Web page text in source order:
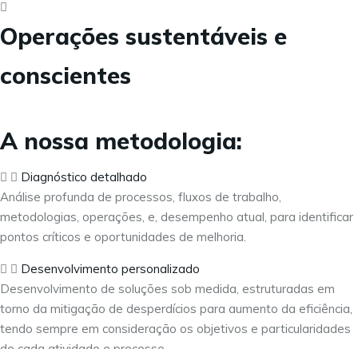
Operações sustentáveis e
conscientes
A nossa metodologia:
Diagnóstico detalhado
Análise profunda de processos, fluxos de trabalho,
metodologias, operações, e, desempenho atual, para identificar
pontos críticos e oportunidades de melhoria.
Desenvolvimento personalizado
Desenvolvimento de soluções sob medida, estruturadas em
torno da mitigação de desperdícios para aumento da eficiência,
tendo sempre em consideração os objetivos e particularidades